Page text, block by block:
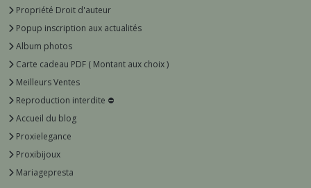
Propriété Droit d'auteur
Popup inscription aux actualités
Album photos
Carte cadeau PDF ( Montant aux choix )
Meilleurs Ventes
Reproduction interdite ⛔️
Accueil du blog
Proxielegance
Proxibijoux
Mariagepresta